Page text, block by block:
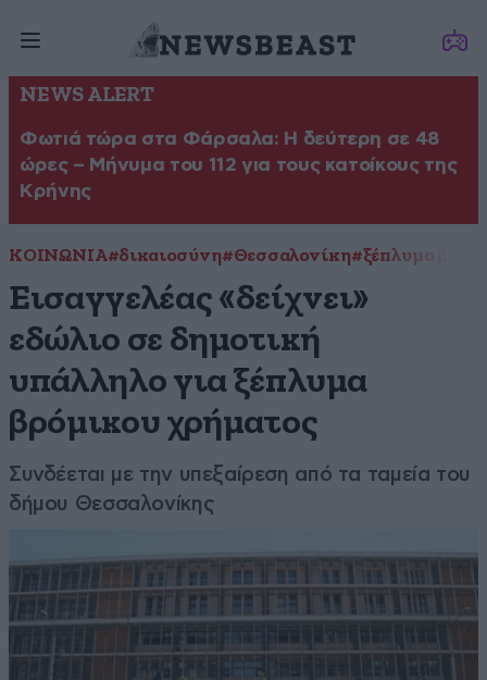
NEWS ALERT
Φωτιά τώρα στα Φάρσαλα: Η δεύτερη σε 48
ώρες – Μήνυμα του 112 για τους κατοίκους της
Κρήνης
ΚΟΙΝΩΝΙΑ#δικαιοσύνη#Θεσσαλονίκη#ξέπλυμα
Εισαγγελέας «δείχνει»
εδώλιο σε δημοτική
υπάλληλο για ξέπλυμα
βρόμικου χρήματος
Συνδέεται με την υπεξαίρεση από τα ταμεία του
δήμου Θεσσαλονίκης